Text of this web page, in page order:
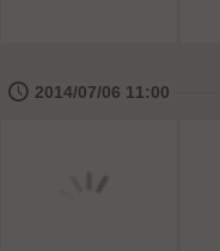
🕔 2014/07/06 11:00